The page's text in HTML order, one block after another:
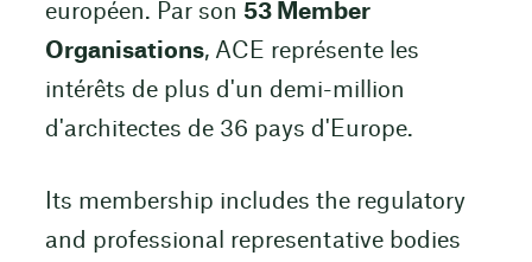
européen. Par son 53 Member
Organisations, ACE représente les
intérêts de plus d'un demi-million
d'architectes de 36 pays d'Europe.
Its membership includes the regulatory
and professional representative bodies